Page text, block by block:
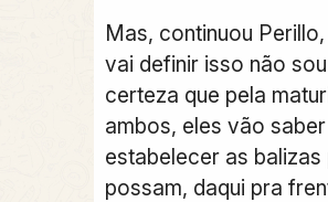
Mas, continuou Perillo,
vai definir isso não
certeza que pela
ambos, eles vão
estabelecer as balizas
possam, daqui pra